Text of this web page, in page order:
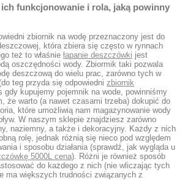
funkcjonowanie i rola, jaką powinny
zbiornik na wodę przeznaczony jest do
która zbiera się często w rynnach
też to właśnie łapanie deszczówki jest
oszczędności wody. Zbiormik taki pozwala
deszczową do wielu prac, zarówno tych w
teg przyda się odpowiedni zbiornik
gdy kupujemy pojemnik na wode, powinniśmy
że warto (a nawet czasami trzeba) dokupić do
które umożliwią nam magazynowanie wody
W naszym sklepie znajdziesz zarówno
naziemny, a także i dekoracyjny. Każdy z nich
rolę, jednak różnią się nieco pod względem
i sposobu działania (sprawdź, jak wygląda u
5000L cena). Różni je również sposób
do każdego z nich (nie wliczając tych
ma większych trudności związanych z